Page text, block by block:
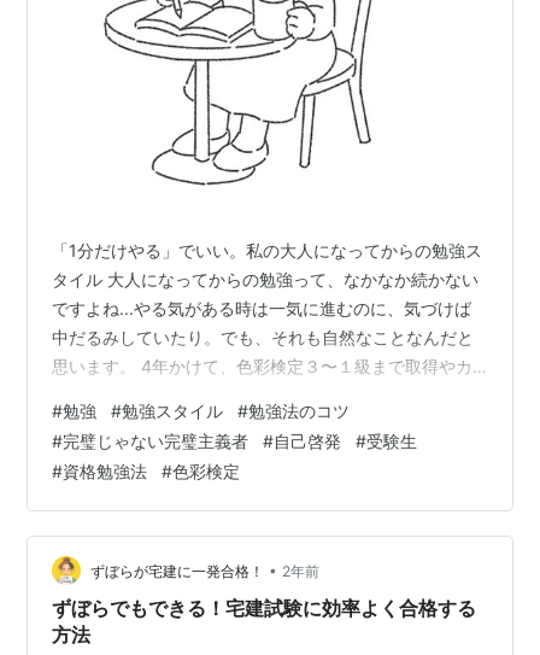
「1分だけやる」でいい。私の大人になってからの勉強ス
タイル 大人になってからの勉強って、なかなか続かない
ですよね...やる気がある時は一気に進むのに、気づけば
中だるみしていたり。でも、それも自然なことなんだと
思います。 4年かけて、色彩検定３〜１級まで取得やカ
格取得、色の勉強していた時、私が気づいたのは、自分
のペースを知ることが、続けるコツだということ。タイ
プに合わせて工夫すれば、無理なく最後までたどり着け
ます。 🔸最初にやる気があるタイプ（私はこちらが強
い） スタートダッシュは得意。でも、途中で息切れしや
すいタイプです。だから私は、中だるみが…
#勉強 #勉強スタイル #勉強法のコツ
#完璧じゃない完璧主義者 #自己啓発 #受験生
#資格勉強法 #色彩検定
ずぼらが宅建に一発合格！ • 2年前
ずぼらでもできる！宅建試験に効率よく合格する
方法